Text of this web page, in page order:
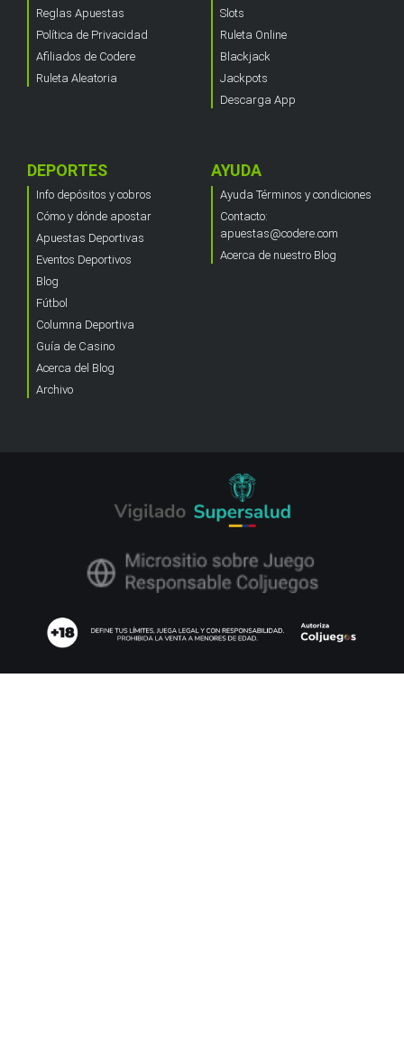
Reglas Apuestas
Política de Privacidad
Afiliados de Codere
Ruleta Aleatoria
Slots
Ruleta Online
Blackjack
Jackpots
Descarga App
DEPORTES
Info depósitos y cobros
Cómo y dónde apostar
Apuestas Deportivas
Eventos Deportivos
Blog
Fútbol
Columna Deportiva
Guía de Casino
Acerca del Blog
Archivo
AYUDA
Ayuda Términos y condiciones
Contacto:
apuestas@codere.com
Acerca de nuestro Blog